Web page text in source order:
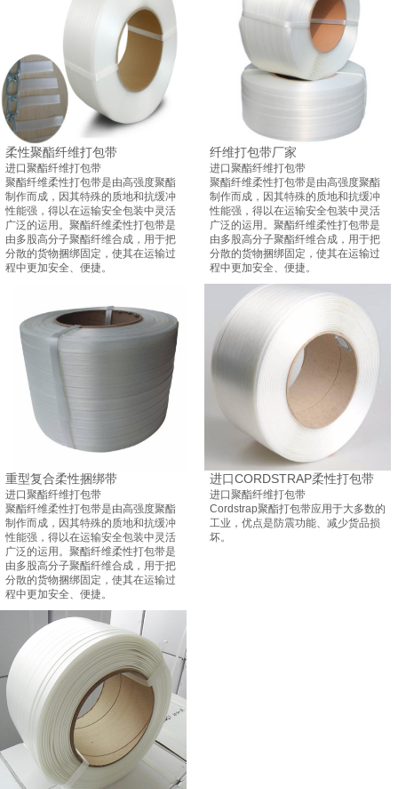
柔性聚酯纤维打包带
进口聚酯纤维打包带
聚酯纤维柔性打包带是由高强度聚酯
制作而成，因其特殊的质地和抗缓冲
性能强，得以在运输安全包装中灵活
广泛的运用。聚酯纤维柔性打包带是
由多股高分子聚酯纤维合成，用于把
分散的货物捆绑固定，使其在运输过
程中更加安全、便捷。
纤维打包带厂家
进口聚酯纤维打包带
聚酯纤维柔性打包带是由高强度聚酯
制作而成，因其特殊的质地和抗缓冲
性能强，得以在运输安全包装中灵活
广泛的运用。聚酯纤维柔性打包带是
由多股高分子聚酯纤维合成，用于把
分散的货物捆绑固定，使其在运输过
程中更加安全、便捷。
重型复合柔性捆绑带
进口聚酯纤维打包带
聚酯纤维柔性打包带是由高强度聚酯
制作而成，因其特殊的质地和抗缓冲
性能强，得以在运输安全包装中灵活
广泛的运用。聚酯纤维柔性打包带是
由多股高分子聚酯纤维合成，用于把
分散的货物捆绑固定，使其在运输过
程中更加安全、便捷。
进口CORDSTRAP柔性打包带
进口聚酯纤维打包带
Cordstrap聚酯打包带应用于大多数的
工业，优点是防震功能、减少货品损
坏。